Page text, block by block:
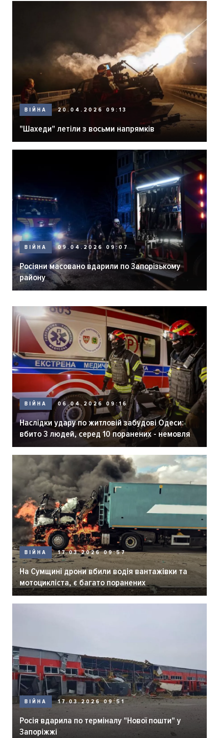
ВІЙНА 20.04.2026 09:13
"Шахеди" летіли з восьми напрямків
ВІЙНА 09.04.2026 09:07
Росіяни масовано вдарили по Запорізькому
району
ВІЙНА 06.04.2026 09:16
Наслідки удару по житловій забудові Одеси:
вбито 3 людей, серед 10 поранених - немовля
ВІЙНА 17.03.2026 09:57
На Сумщині дрони вбили водія вантажівки та
мотоцикліста, є багато поранених
ВІЙНА 17.03.2026 09:51
Росія вдарила по терміналу "Нової пошти" у
Запоріжжі